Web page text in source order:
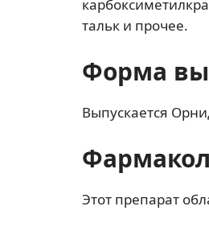
тальк и прочее.
Форма
Выпускается
Этот препарат